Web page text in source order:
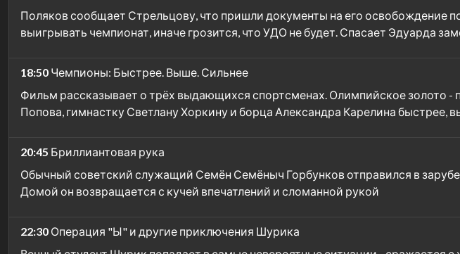
Поляков сообщает Стрельцову, что пришли документы на его освобождение
выигрывать чемпионат, иначе грозится, что УДО не будет. Спасает Эдуарда
18:50 Чемпионы: Быстрее. Выше. Сильнее
Фильм рассказывает о трёх выдающихся спортсменах. Олимпийское золото
Попова, гимнастку Светлану Хоркину и борца Александра Карелина быстрее,
20:45 Бриллиантовая рука
Обычный советский служащий Семён Семёныч Горбунков отправился в
Домой он возвращается с кучей впечатлений и сломанной рукой
22:30 Операция "Ы" и другие приключения Шурика